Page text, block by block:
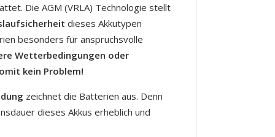
Die AGM (VRLA) Technologie stellt
dieses Akkutypen
besonders für anspruchsvolle
Wetterbedingungen oder
kein Problem!
zeichnet die Batterien aus. Denn
dieses Akkus erheblich und